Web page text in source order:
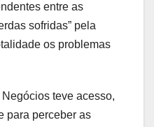
entre as
sofridas” pela
os problemas
teve acesso,
para perceber as